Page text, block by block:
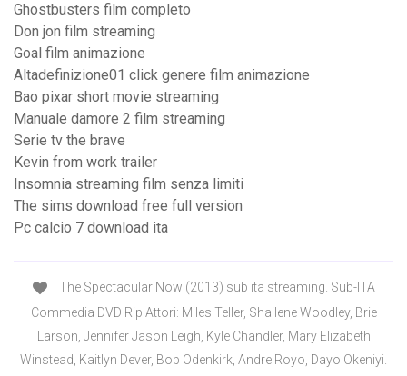
Ghostbusters film completo
Don jon film streaming
Goal film animazione
Altadefinizione01 click genere film animazione
Bao pixar short movie streaming
Manuale damore 2 film streaming
Serie tv the brave
Kevin from work trailer
Insomnia streaming film senza limiti
The sims download free full version
Pc calcio 7 download ita
The Spectacular Now (2013) sub ita streaming. Sub-ITA
Commedia DVD Rip Attori: Miles Teller, Shailene Woodley, Brie
Larson, Jennifer Jason Leigh, Kyle Chandler, Mary Elizabeth
Winstead, Kaitlyn Dever, Bob Odenkirk, Andre Royo, Dayo Okeniyi.